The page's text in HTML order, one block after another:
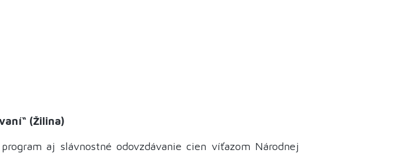
(Žilina)
aj slávnostné odovzdávanie cien víťazom Národnej